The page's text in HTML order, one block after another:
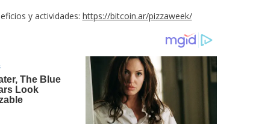
y actividades: https://bitcoin.ar/pizzaweek/